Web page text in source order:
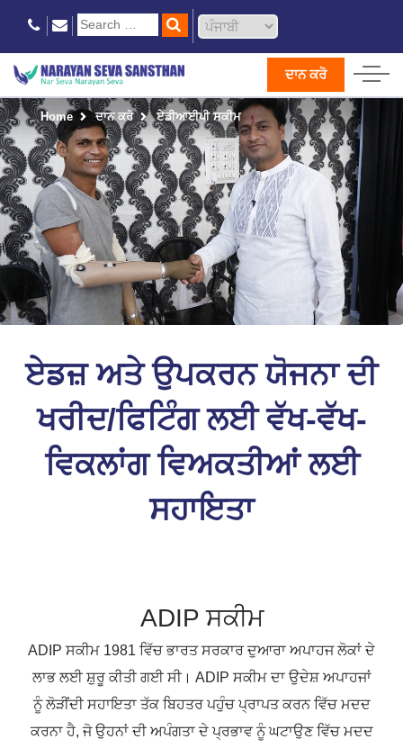
ਦਾਨ ਕਰੋ
Home ਦਾਨ ਕਰੋ ਏਡੀਆਈਪੀ ਸਕੀਮ
ਏਡਜ਼ ਅਤੇ ਉਪਕਰਨ ਯੋਜਨਾ ਦੀ
ਖਰੀਦ/ਫਿਟਿੰਗ ਲਈ ਵੱਖ-ਵੱਖ-
ਵਿਕਲਾਂਗ ਵਿਅਕਤੀਆਂ ਲਈ
ਸਹਾਇਤਾ
ADIP ਸਕੀਮ
ADIP ਸਕੀਮ 1981 ਵਿੱਚ ਭਾਰਤ ਸਰਕਾਰ ਦੁਆਰਾ ਅਪਾਹਜ ਲੋਕਾਂ ਦੇ
ਲਾਭ ਲਈ ਸ਼ੁਰੂ ਕੀਤੀ ਗਈ ਸੀ। ADIP ਸਕੀਮ ਦਾ ਉਦੇਸ਼ ਅਪਾਹਜਾਂ
ਨੂੰ ਲੋੜੀਂਦੀ ਸਹਾਇਤਾ ਤੱਕ ਬਿਹਤਰ ਪਹੁੰਚ ਪ੍ਰਾਪਤ ਕਰਨ ਵਿੱਚ ਮਦਦ
ਕਰਨਾ ਹੈ, ਜੋ ਉਹਨਾਂ ਦੀ ਅਪੰਗਤਾ ਦੇ ਪ੍ਰਭਾਵ ਨੂੰ ਘਟਾਉਣ ਵਿੱਚ ਮਦਦ